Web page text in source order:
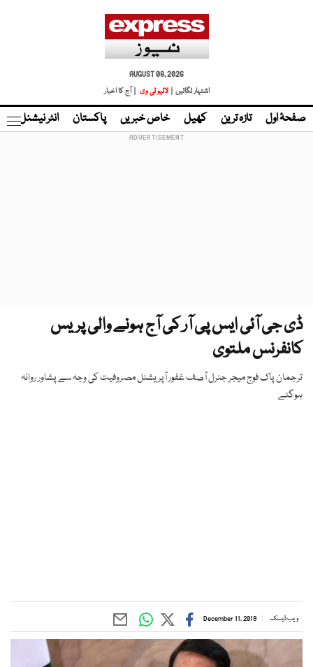
AUGUST 08, 2026
اشتہار لگائیں |
لائیو ٹی وی | آج کا اخبار
صفحۂ اول تازہ ترین کھیل خاص خبریں پاکستان انٹر نیشنل
ڈی جی آئی ایس پی آر کی آج ہونے والی پریس
کانفرنس ملتوی
ترجمان پاک فوج میجر جنرل آصف غفور آپریشنل مصروفیت کی وجہ سے پشاور روانہ
ہوگئے
ویب ڈیسک December 11, 2019